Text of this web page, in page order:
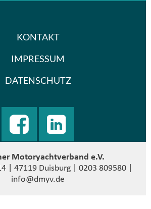
KONTAKT
IMPRESSUM
DATENSCHUTZ
Motoryachtverband e.V.
| 47119 Duisburg | 0203 809580 |
info@dmyv.de